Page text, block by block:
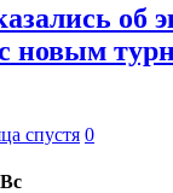
об
новым
спустя 0
Вс